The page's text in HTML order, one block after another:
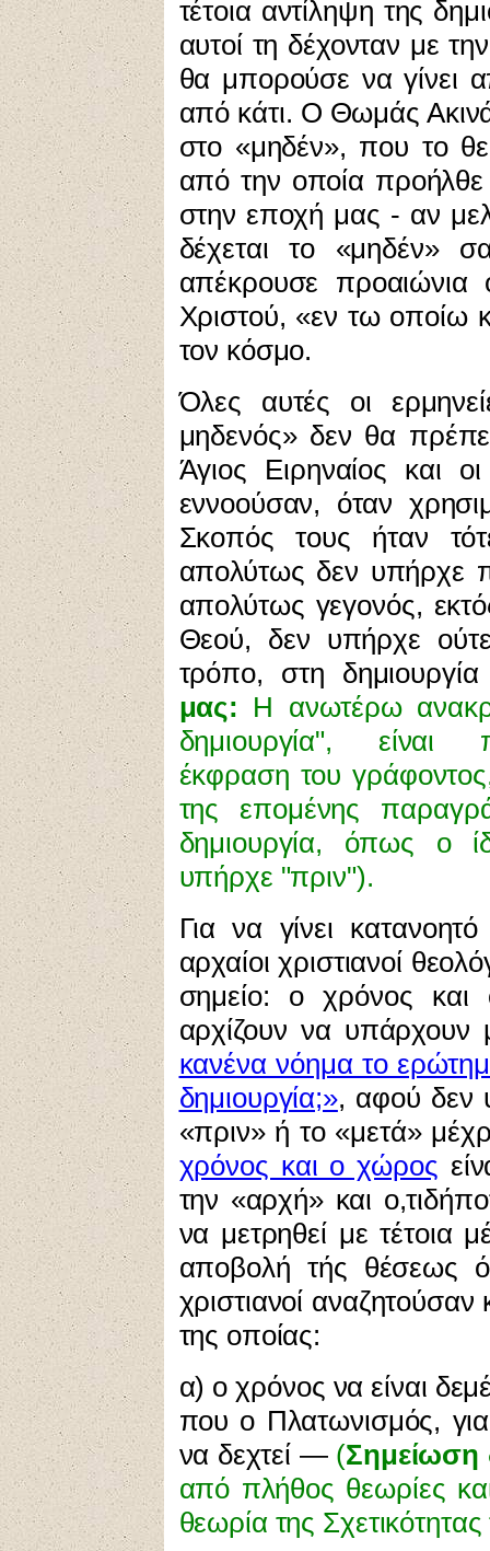
τέτοια αντίληψη της
αυτοί τη δέχονταν με
θα μπορούσε να γίνει
από κάτι. Ο Θωμάς
στο «μηδέν», που το
από την οποία
στην εποχή μας - αν
δέχεται το «μηδέν»
απέκρουσε
Χριστού, «εν τω οποίω
τον κόσμο.
Όλες αυτές οι
μηδενός» δεν θα
Άγιος Ειρηναίος και
εννοούσαν, όταν
Σκοπός τους ήταν
απολύτως δεν υπήρχε
απολύτως γεγονός,
Θεού, δεν υπήρχε
τρόπο, στη
μας: Η ανωτέρω
δημιουργία", είναι
έκφραση του
της επομένης
δημιουργία, όπως ο
υπήρχε "πριν").
Για να γίνει
αρχαίοι χριστιανοί
σημείο: ο χρόνος
αρχίζουν να υπάρχουν
κανένα νόημα το
δημιουργία;», αφού δεν
«πριν» ή το «μετά»
χρόνος και ο χώρος
την «αρχή» και
να μετρηθεί με τέτοια
αποβολή τής θέσεως
χριστιανοί
της οποίας:
α) ο χρόνος να είναι
που ο Πλατωνισμός,
να δεχτεί — (Σημείωση
από πλήθος θεωρίες
θεωρία της Σχετικότητας